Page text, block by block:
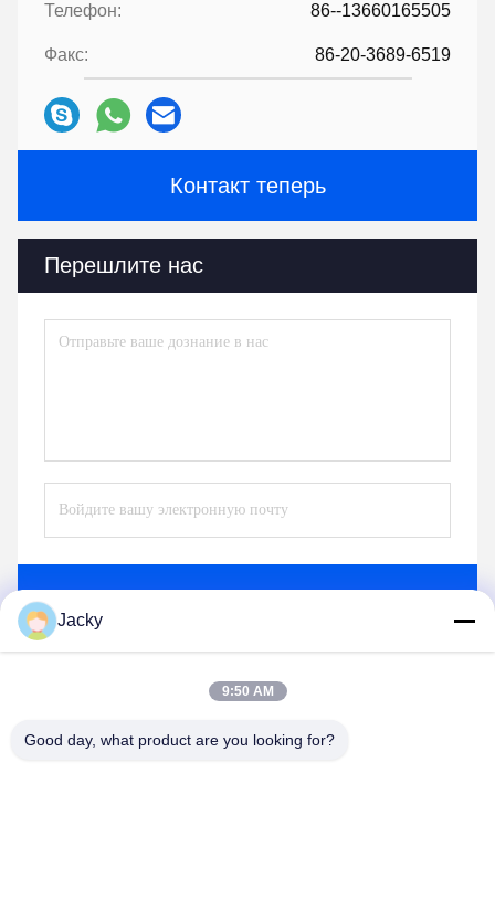
Телефон: 86--13660165505
Факс: 86-20-3689-6519
Контакт теперь
Перешлите нас
Jacky
9:50 AM
Good day, what product are you looking for?